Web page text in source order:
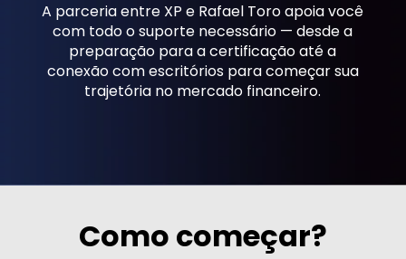
A parceria entre XP e Rafael Toro apoia você
com todo o suporte necessário — desde a
preparação para a certificação até a
conexão com escritórios para começar sua
trajetória no mercado financeiro.
Como começar?